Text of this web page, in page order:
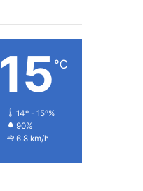
15 ℃
14º - 15º%
90%
6.8 km/h